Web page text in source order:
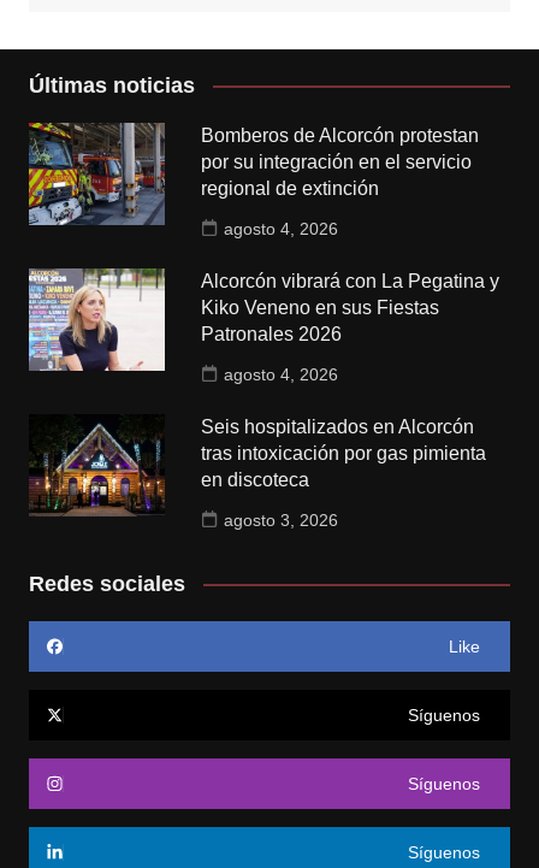
Últimas noticias
Bomberos de Alcorcón protestan
por su integración en el servicio
regional de extinción
agosto 4, 2026
Alcorcón vibrará con La Pegatina y
Kiko Veneno en sus Fiestas
Patronales 2026
agosto 4, 2026
Seis hospitalizados en Alcorcón
tras intoxicación por gas pimienta
en discoteca
agosto 3, 2026
Redes sociales
Like
Síguenos
Síguenos
Síguenos